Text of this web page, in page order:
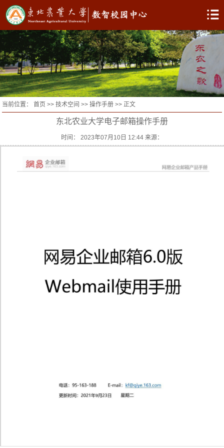
当前位置：首页 >>技术空间 >>操作手册 >> 正文
东北农业大学电子邮箱操作手册
时间： 2023年07月10日 12:44 来源：